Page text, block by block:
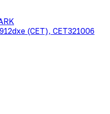
(CET), CET321006